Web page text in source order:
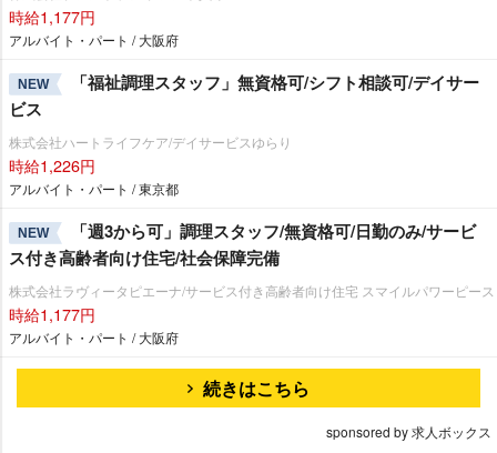
時給1,177円
アルバイト・パート / 大阪府
NEW
「福祉調理スタッフ」無資格可/シフト相談可/デイサー
ビス
株式会社ハートライフケア/デイサービスゆらり
時給1,226円
アルバイト・パート / 東京都
NEW
「週3から可」調理スタッフ/無資格可/日勤のみ/サービ
ス付き高齢者向け住宅/社会保障完備
株式会社ラヴィータピエーナ/サービス付き高齢者向け住宅 スマイルパワーピース
時給1,177円
アルバイト・パート / 大阪府
続きはこちら
sponsored by 求人ボックス